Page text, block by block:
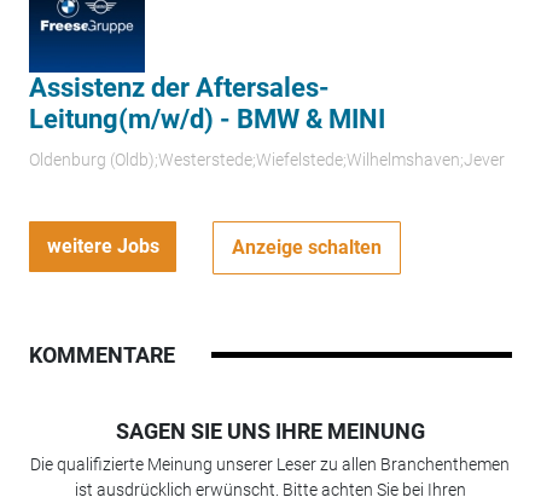
Assistenz der Aftersales-
Leitung(m/w/d) - BMW & MINI
Oldenburg (Oldb);Westerstede;Wiefelstede;Wilhelmshaven;Jever
weitere Jobs Anzeige schalten
KOMMENTARE
SAGEN SIE UNS IHRE MEINUNG
Die qualifizierte Meinung unserer Leser zu allen Branchenthemen
ist ausdrücklich erwünscht. Bitte achten Sie bei Ihren